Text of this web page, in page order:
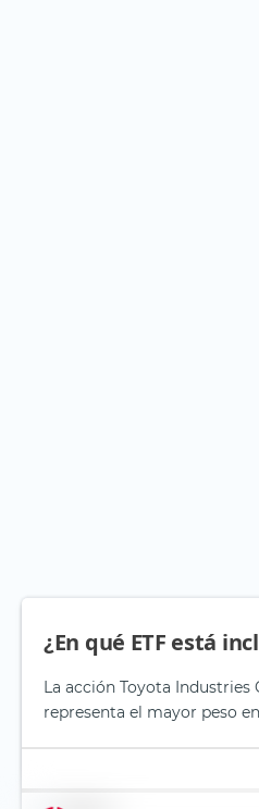
¿En qué ETF está
La acción Toyota Industries
representa el mayor peso